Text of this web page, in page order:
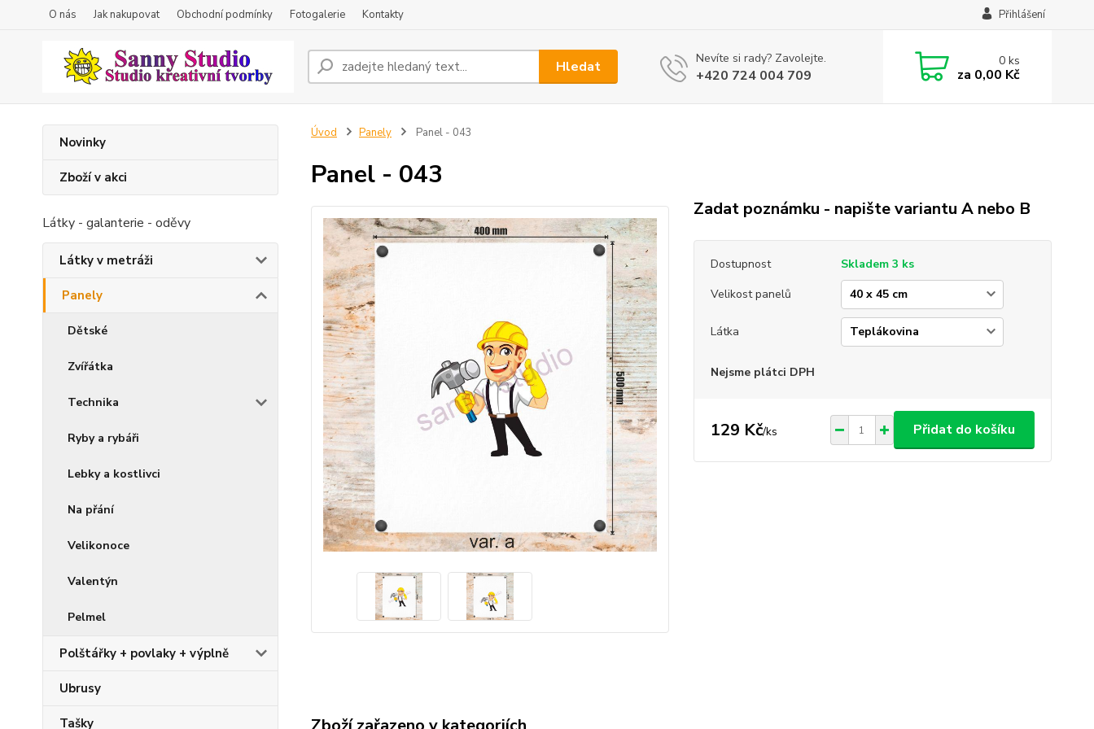
O nás Jak nakupovat Obchodní podmínky Fotogalerie Kontakty Přihlášení
Hledat Nevíte si rady? Zavolejte.
+420 724 004 709
0ks
za 0,00 Kč
Novinky
Zboží v akci
Látky - galanterie - oděvy
Látky v metráži
Panely
Dětské
Zvířátka
Technika
Ryby a rybáři
Lebky a kostlivci
Na přání
Velikonoce
Valentýn
Pelmel
Polštářky + povlaky + výplně
Ubrusy
Tašky
Úvod Panely Panel - 043
Panel - 043
Zadat poznámku - napište variantu A nebo B
Dostupnost
Skladem 3 ks
Velikost panelů
Látka
Nejsme plátci DPH
129 Kč/ks Přidat do košíku